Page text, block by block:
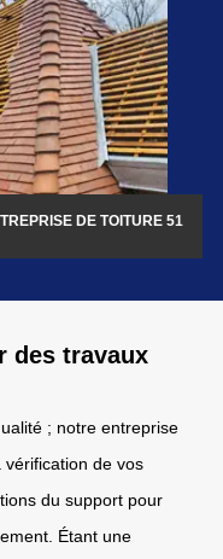
DE TOITURE 51
des travaux
; notre entreprise
de vos
du support pour
Étant une